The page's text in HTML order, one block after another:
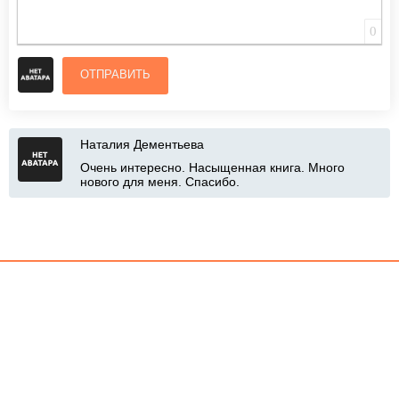
0
ОТПРАВИТЬ
Наталия Дементьева
Очень интересно. Насыщенная книга. Много
нового для меня. Спасибо.